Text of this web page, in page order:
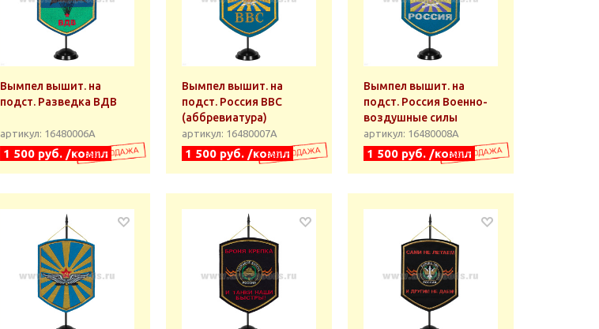
Вымпел вышит. на
подст. Разведка ВДВ
артикул: 16480006А
1 500 руб. /компл
Вымпел вышит. на
подст. Россия ВВС
(аббревиатура)
артикул: 16480007А
1 500 руб. /компл
Вымпел вышит. на
подст. Россия Военно-
воздушные силы
артикул: 16480008А
1 500 руб. /компл